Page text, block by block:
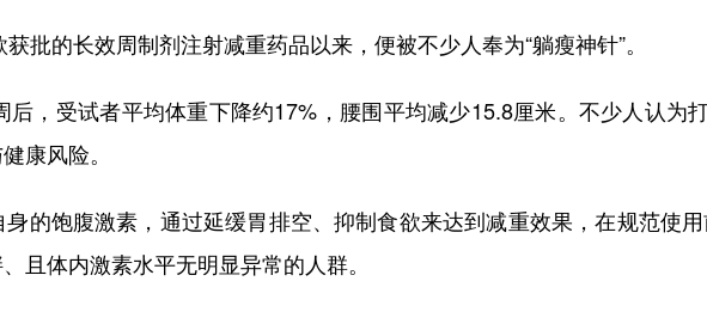
的长效周制剂注射减重药品以来，便被不少人奉为“躺瘦神针”。
受试者平均体重下降约17%，腰围平均减少15.8厘米。不少人认为打
康风险。
饱腹激素，通过延缓胃排空、抑制食欲来达到减重效果，在规范使用
且体内激素水平无明显异常的人群。